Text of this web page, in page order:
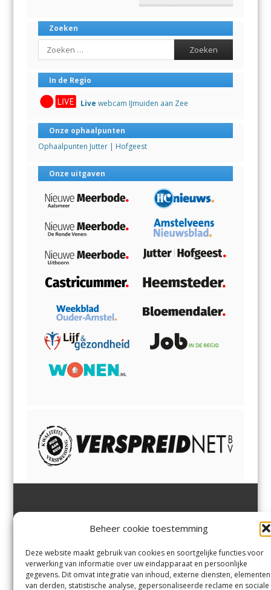
Beheer cookie toestemming
Deze website maakt gebruik van cookies en soortgelijke functies voor
verwerking van informatie over uw eindapparaat en persoonlijke
gegevens. Dit omvat integratie van inhoud, externe diensten, elementen
van derden, statistische analyse, gepersonaliseerde reclame en sociale
Zoeken
Search
In de Regio
Live webcam IJmuiden aan Zee
Onze ophaalpunten
Ophaalpunten Jutter | Hofgeest
Onze uitgaven
Margadantstraat 34
0255-533900
info@jutter.nlofinfo@hofgee
st.nl
Velserbroek,Velsen-Zuid,
Zuid,Driehuisen
Spaarnwoude.